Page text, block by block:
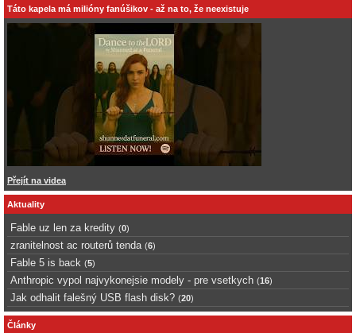
Táto kapela má milióny fanúšikov - až na to, že neexistuje
Přejít na videa
Aktuality
Fable uz len za kredity (0)
zranitelnost ac routerů tenda (6)
Fable 5 is back (5)
Anthropic vypol najvykonejsie modely - pre vsetkych (16)
Jak odhalit falešný USB flash disk? (20)
Články